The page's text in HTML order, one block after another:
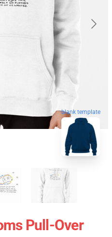
blank template
Pull-Over